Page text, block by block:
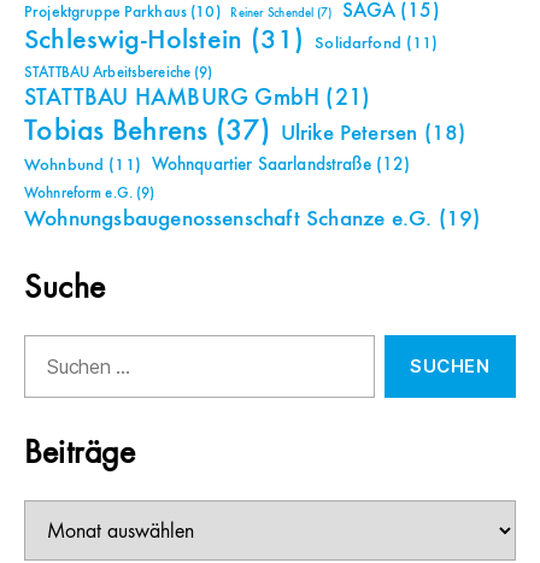
Projektgruppe Parkhaus (10) Reiner Schendel (7) SAGA(15)
Schleswig-Holstein (31) Solidarfond (11)
STATTBAU Arbeitsbereiche (9)
STATTBAU HAMBURG GmbH (21)
Tobias Behrens (37) Ulrike Petersen (18)
Wohnbund (11) Wohnquartier Saarlandstraße(12)
Wohnreform e.G.(9)
Wohnungsbaugenossenschaft Schanze e.G. (19)
Suche
nach:
Beiträge